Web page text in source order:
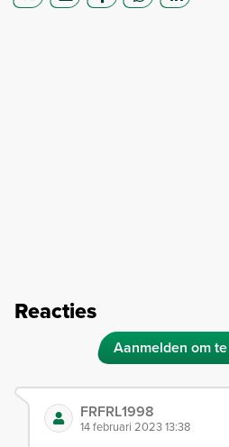
Reacties
Aanmelden om
FRFRL1998
14 februari 2023 13:38